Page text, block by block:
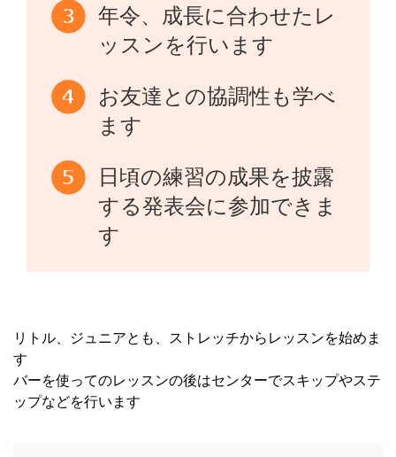
年令、成長に合わせたレ
ッスンを行います
お友達との協調性も学べ
ます
日頃の練習の成果を披露
する発表会に参加できま
す
リトル、ジュニアとも、ストレッチからレッスンを始めま
す
バーを使ってのレッスンの後はセンターでスキップやステ
ップなどを行います